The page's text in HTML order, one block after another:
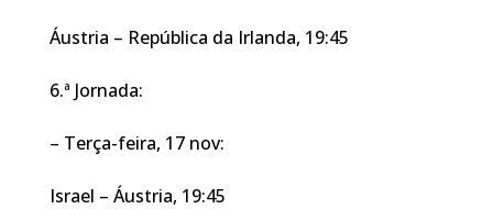
Áustria – República da Irlanda, 19:45
6.ª Jornada:
– Terça-feira, 17 nov:
Israel – Áustria, 19:45